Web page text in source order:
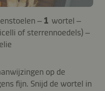
– 1 wortel –
of sterrennoedels) –
op de
fijn. Snijd de wortel in